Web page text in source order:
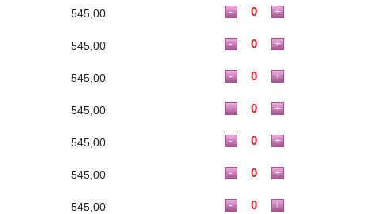
545,00 +
-
545,00 +
-
545,00 +
-
545,00 +
-
545,00 +
-
545,00 +
-
545,00 +
-